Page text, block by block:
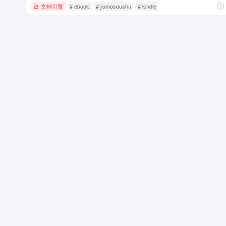
文档引擎 # ebook # jiumosoushu # kindle